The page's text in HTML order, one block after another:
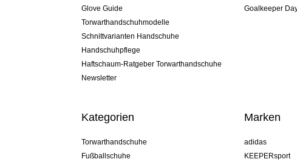
Glove Guide
Torwarthandschuhmodelle
Schnittvarianten Handschuhe
Handschuhpflege
Haftschaum-Ratgeber Torwarthandschuhe
Newsletter
Goalkeeper
Kategorien
Torwarthandschuhe
Fußballschuhe
Marken
adidas
KEEPERsport